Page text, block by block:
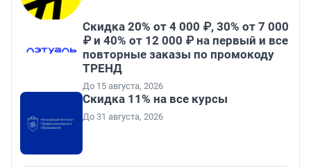
Скидка 20% от 4 000 ₽, 30% от 7 000
₽ и 40% от 12 000 ₽ на первый и все
повторные заказы по промокоду
ТРЕНД
До 15 августа, 2026
Скидка 11% на все курсы
До 31 августа, 2026